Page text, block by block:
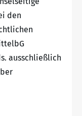
den
ausschließlich